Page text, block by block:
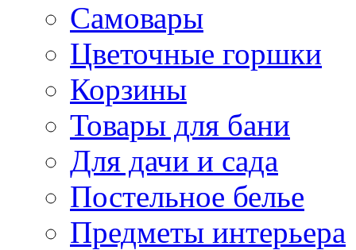
Самовары
Цветочные горшки
Корзины
Товары для бани
Для дачи и сада
Постельное белье
Предметы интерьера